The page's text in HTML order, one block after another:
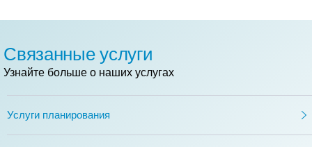
Связанные услуги
Узнайте больше о наших услугах
Услуги планирования